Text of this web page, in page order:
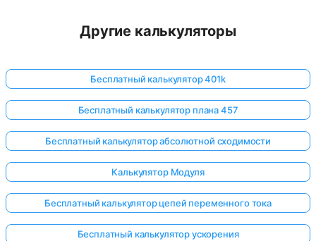
Другие калькуляторы
Бесплатный калькулятор 401k
Бесплатный калькулятор плана 457
Бесплатный калькулятор абсолютной сходимости
Калькулятор Модуля
Бесплатный калькулятор цепей переменного тока
Бесплатный калькулятор ускорения